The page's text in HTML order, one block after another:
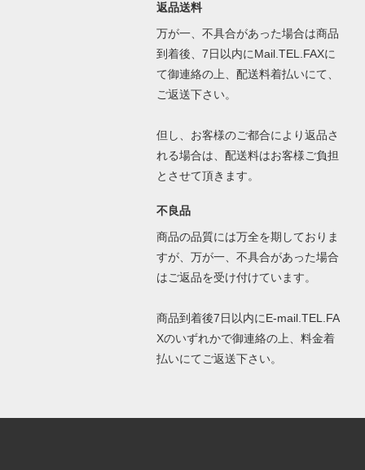
返品送料
万が一、不具合があった場合は商品
到着後、7日以内にMail.TEL.FAXに
て御連絡の上、配送料着払いにて、
ご返送下さい。
但し、お客様のご都合により返品さ
れる場合は、配送料はお客様ご負担
とさせて頂きます。
不良品
商品の品質には万全を期しておりま
すが、万が一、不具合があった場合
はご返品を受け付けています。
商品到着後7日以内にE-mail.TEL.FA
Xのいずれかで御連絡の上、料金着
払いにてご返送下さい。